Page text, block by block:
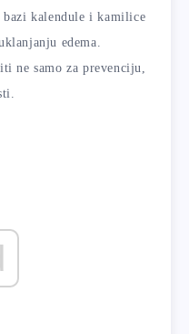
kalendule i kamilice
edema.
ne samo za prevenciju,